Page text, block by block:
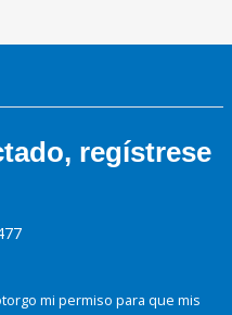
regístrese
mi permiso para que mis